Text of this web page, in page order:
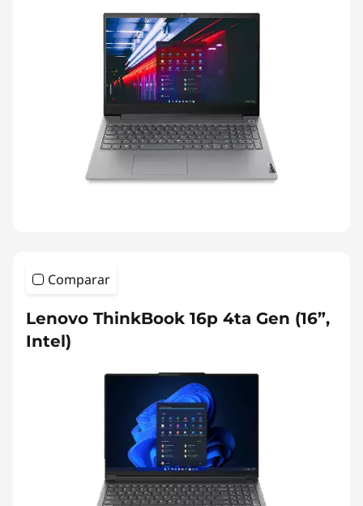
Comparar
Lenovo ThinkBook 16p 4ta Gen (16”,
Intel)